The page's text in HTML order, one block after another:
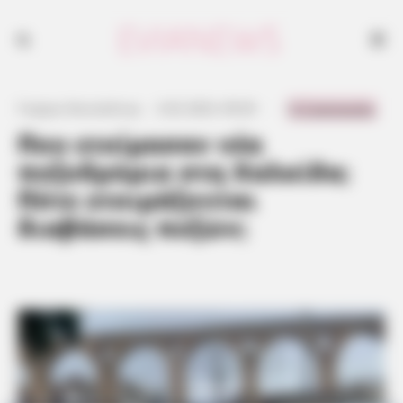
Που ετοίμασαν νέα
πεζοδρόμια στη Χαλκίδα;
Πότε ετοιμάζονται
διαβάσεις πεζών;